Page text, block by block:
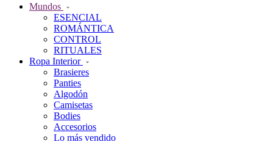
Mundos
ESENCIAL
ROMÁNTICA
CONTROL
RITUALES
Ropa Interior
Brasieres
Panties
Algodón
Camisetas
Bodies
Accesorios
Lo más vendido